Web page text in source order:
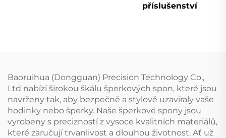
příslušenství
Baoruihua (Dongguan) Precision Technology Co.,
Ltd nabízí širokou škálu šperkových spon, které jsou
navrženy tak, aby bezpečně a stylově uzavíraly vaše
hodinky nebo šperky. Naše šperkové spony jsou
vyrobeny s precizností z vysoce kvalitních materiálů,
které zaručují trvanlivost a dlouhou životnost. Ať už